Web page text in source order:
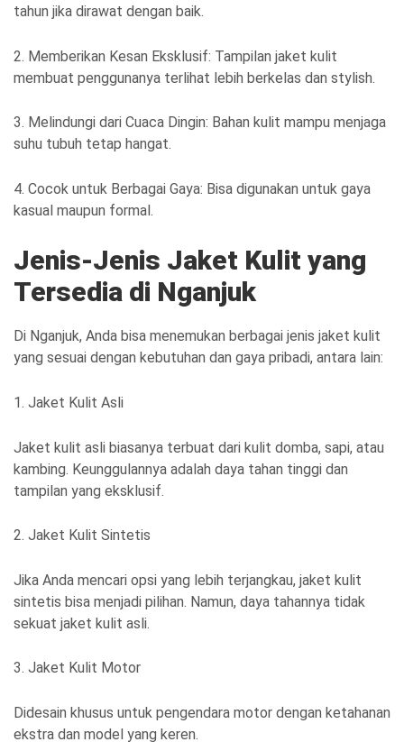
tahun jika dirawat dengan baik.
2. Memberikan Kesan Eksklusif: Tampilan jaket kulit
membuat penggunanya terlihat lebih berkelas dan stylish.
3. Melindungi dari Cuaca Dingin: Bahan kulit mampu menjaga
suhu tubuh tetap hangat.
4. Cocok untuk Berbagai Gaya: Bisa digunakan untuk gaya
kasual maupun formal.
Jenis-Jenis Jaket Kulit yang
Tersedia di Nganjuk
Di Nganjuk, Anda bisa menemukan berbagai jenis jaket kulit
yang sesuai dengan kebutuhan dan gaya pribadi, antara lain:
1. Jaket Kulit Asli
Jaket kulit asli biasanya terbuat dari kulit domba, sapi, atau
kambing. Keunggulannya adalah daya tahan tinggi dan
tampilan yang eksklusif.
2. Jaket Kulit Sintetis
Jika Anda mencari opsi yang lebih terjangkau, jaket kulit
sintetis bisa menjadi pilihan. Namun, daya tahannya tidak
sekuat jaket kulit asli.
3. Jaket Kulit Motor
Didesain khusus untuk pengendara motor dengan ketahanan
ekstra dan model yang keren.